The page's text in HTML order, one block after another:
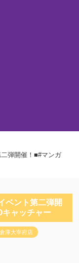
弾開催！■#マンガ
ベント第二弾開
ャッチャー
庫大宰府店